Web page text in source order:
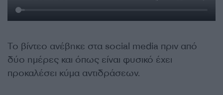
Το βίντεο ανέβηκε στα social media πριν από
δύο ημέρες και όπως είναι φυσικό έχει
προκαλέσει κύμα αντιδράσεων.